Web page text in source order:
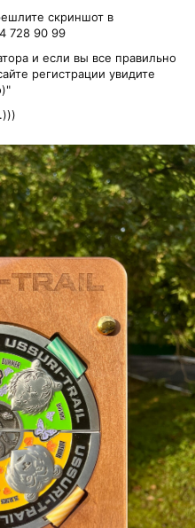
скриншот в
728 90 99
и если вы все правильно
регистрации увидите